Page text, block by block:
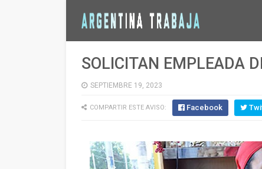
SOLICITAN EMPLEADA
SEPTIEMBRE 19, 2023
COMPARTIR ESTE AVISO: Facebook